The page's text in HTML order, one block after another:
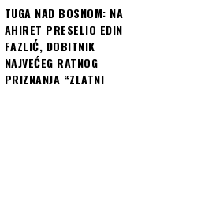
TUGA NAD BOSNOM: NA
AHIRET PRESELIO EDIN
FAZLIĆ, DOBITNIK
NAJVEĆEG RATNOG
PRIZNANJA “ZLATNI